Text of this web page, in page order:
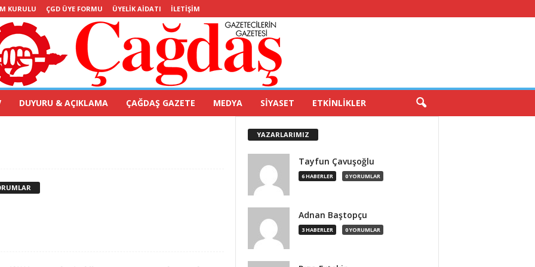
KURULU ÇGD ÜYE FORMU ÜYELIK AIDATI İLETIŞIM
DUYURU & AÇIKLAMA ÇAĞDAŞ GAZETE MEDYA SIYASET ETKINLIKLER
YAZARLARIMIZ
Tayfun Çavuşoğlu
6 HABERLER 0 YORUMLAR
Adnan Baştopçu
3 HABERLER 0 YORUMLAR